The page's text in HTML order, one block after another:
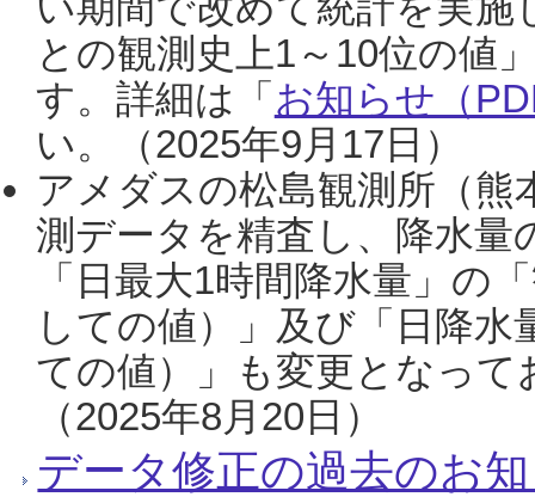
との観測史上1～10位の値
す。詳細は「 お知らせ（
い。（2025年9月17日）
アメダスの松島観測所（熊
測データを精査し、降水
「日最大1時間降水量」の
しての値）」及び「日降
ての値）」も変更となっ
（2025年8月20日）
データ修正の過去のお